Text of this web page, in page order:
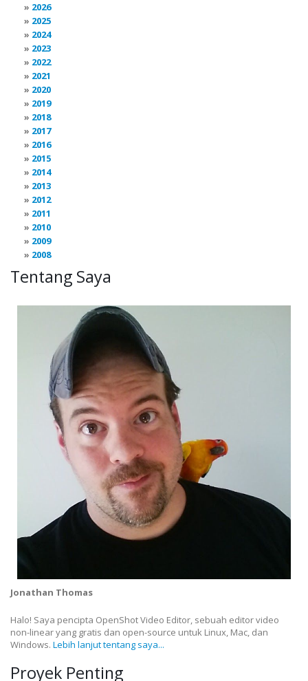
2026
2025
2024
2023
2022
2021
2020
2019
2018
2017
2016
2015
2014
2013
2012
2011
2010
2009
2008
Tentang Saya
Jonathan Thomas
Halo! Saya pencipta OpenShot Video Editor, sebuah editor video
non-linear yang gratis dan open-source untuk Linux, Mac, dan
Windows. Lebih lanjut tentang saya...
Proyek Penting